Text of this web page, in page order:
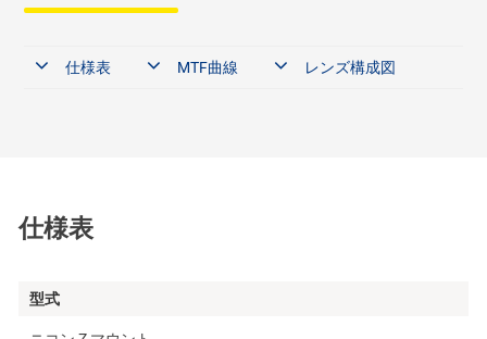
仕様表 MTF曲線 レンズ構成図
仕様表
型式